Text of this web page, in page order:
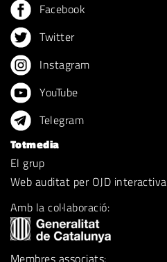
Facebook
Twitter
Instagram
YouTube
Telegram
Totmedia
El grup
Web auditat per OJD interactiva
Amb la col·laboració:
Membres associats: